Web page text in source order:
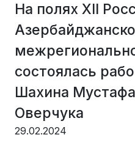
На полях XII
состоялась
Шахина
Оверчука
29.02.2024